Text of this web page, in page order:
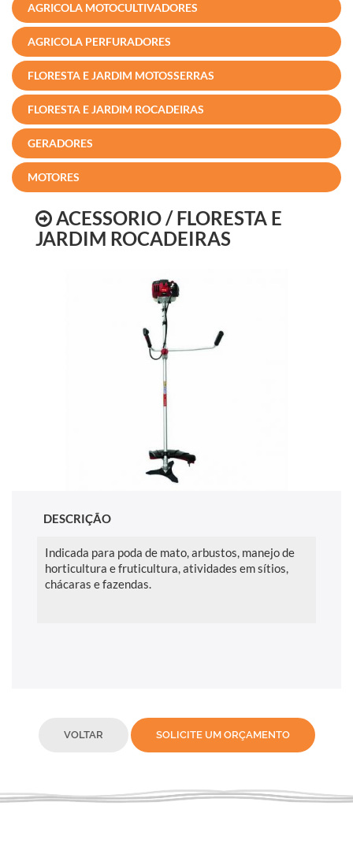
AGRICOLA MOTOCULTIVADORES
AGRICOLA PERFURADORES
FLORESTA E JARDIM MOTOSSERRAS
FLORESTA E JARDIM ROCADEIRAS
GERADORES
MOTORES
ACESSORIO / FLORESTA E
JARDIM ROCADEIRAS
DESCRIÇÃO
Indicada para poda de mato, arbustos, manejo de
horticultura e fruticultura, atividades em sítios,
chácaras e fazendas.
VOLTAR SOLICITE UM ORÇAMENTO